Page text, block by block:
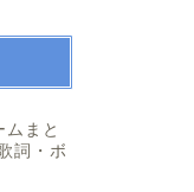
まと
詞・ボ